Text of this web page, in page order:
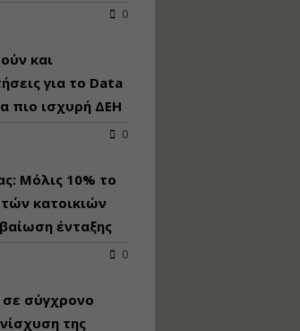
0
και
για το Data
πιο ισχυρή ΔΕΗ
0
Μόλις 10% το
κατοικιών
ένταξης
0
σύγχρονο
της
Χρήστος Ροδόπουλος
Διάρκεια: 14 ώρες
Διαδικασία
αδειοδότησης και
έκδοσης
κατάταξης
Εισηγητές:
Γραμματή Μπακλατσή
Νικόλαος Σαρούκος
Διάρκεια: 8 ώρες